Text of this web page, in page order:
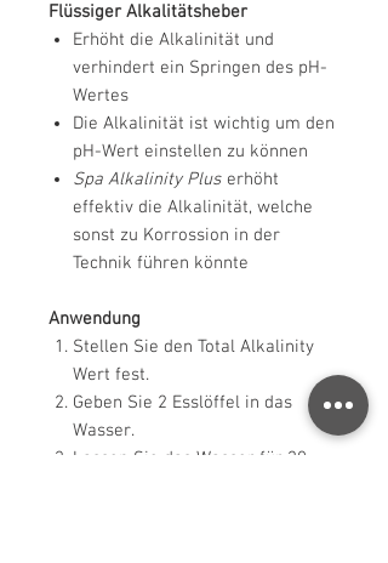
Flüssiger Alkalitätsheber
Erhöht die Alkalinität und
verhindert ein Springen des pH-
Wertes
Die Alkalinität ist wichtig um den
pH-Wert einstellen zu können
Spa Alkalinity Plus erhöht
effektiv die Alkalinität, welche
sonst zu Korrossion in der
Technik führen könnte
Anwendung
Stellen Sie den Total Alkalinity
Wert fest.
Geben Sie 2 Esslöffel in das
Wasser.
Lassen Sie das Wasser für 30